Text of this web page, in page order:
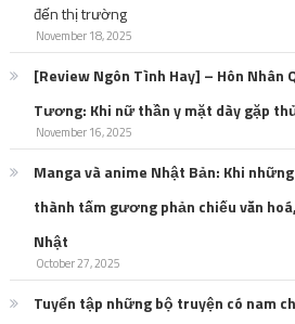
đến thị trường
November 18, 2025
[Review Ngôn Tình Hay] – Hôn Nhân
Tương: Khi nữ thần y mặt dày gặp
November 16, 2025
Manga và anime Nhật Bản: Khi
thành tấm gương phản chiếu văn
Nhật
October 27, 2025
Tuyển tập những bộ truyện có nam